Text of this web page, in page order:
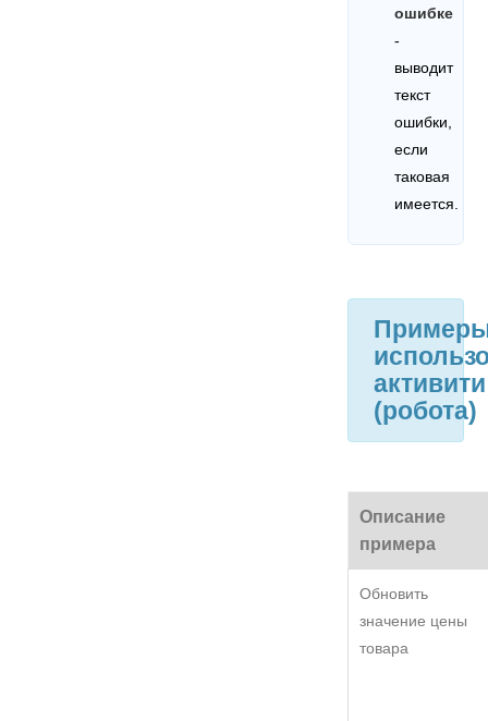
ошибке
-
выводит
текст
ошибки,
если
таковая
имеется.
активити
(робота)
Описание
примера
Обновить
значение цены
товара